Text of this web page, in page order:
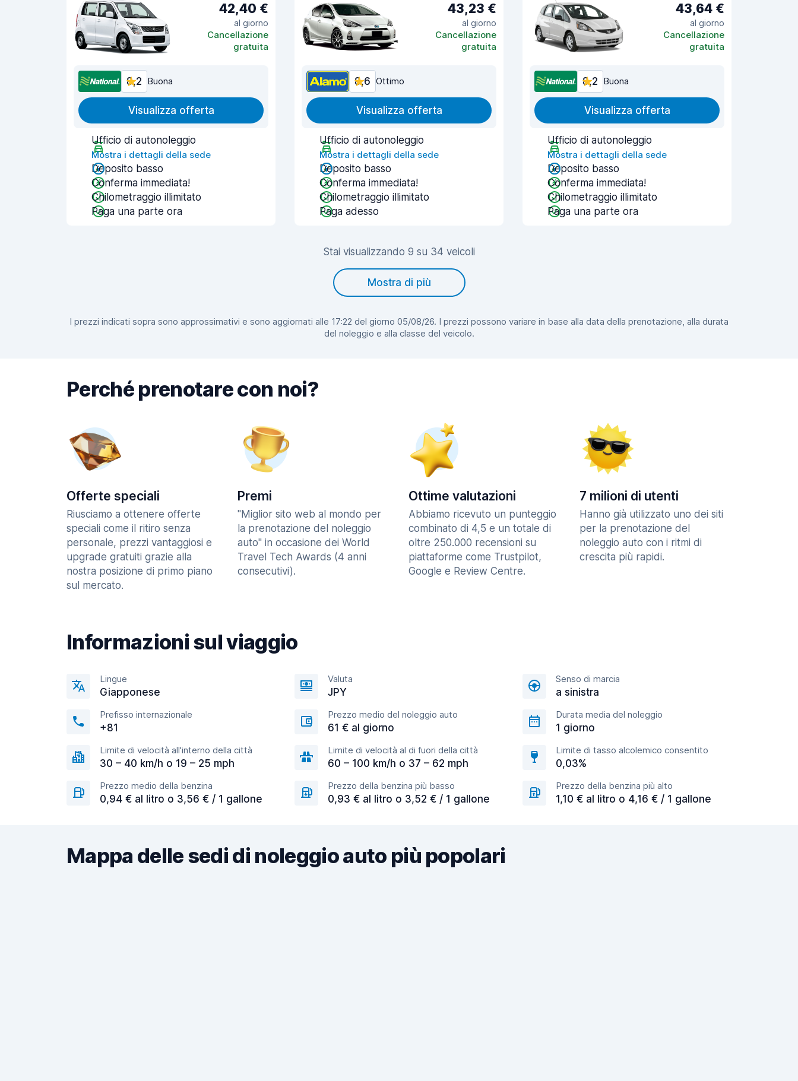
42,40 €
al giorno
Cancellazione
gratuita
8,2 Buona
Visualizza offerta
Ufficio di autonoleggio
Mostra i dettagli della sede
Deposito basso
Conferma immediata!
Chilometraggio illimitato
Paga una parte ora
43,23 €
al giorno
Cancellazione
gratuita
8,6 Ottimo
Visualizza offerta
Ufficio di autonoleggio
Mostra i dettagli della sede
Deposito basso
Conferma immediata!
Chilometraggio illimitato
Paga adesso
43,64 €
al giorno
Cancellazione
gratuita
8,2 Buona
Visualizza offerta
Ufficio di autonoleggio
Mostra i dettagli della sede
Deposito basso
Conferma immediata!
Chilometraggio illimitato
Paga una parte ora
Stai visualizzando 9 su 34 veicoli
Mostra di più
I prezzi indicati sopra sono approssimativi e sono aggiornati alle 17:22 del giorno 05/08/26. I prezzi possono variare in base alla data della prenotazione, alla durata
del noleggio e alla classe del veicolo.
Perché prenotare con noi?
Offerte speciali
Riusciamo a ottenere offerte
speciali come il ritiro senza
personale, prezzi vantaggiosi e
upgrade gratuiti grazie alla
nostra posizione di primo piano
sul mercato.
Premi
"Miglior sito web al mondo per
la prenotazione del noleggio
auto" in occasione dei World
Travel Tech Awards (4 anni
consecutivi).
Ottime valutazioni
Abbiamo ricevuto un punteggio
combinato di 4,5 e un totale di
oltre 250.000 recensioni su
piattaforme come Trustpilot,
Google e Review Centre.
7 milioni di utenti
Hanno già utilizzato uno dei siti
per la prenotazione del
noleggio auto con i ritmi di
crescita più rapidi.
Informazioni sul viaggio
Lingue
Giapponese
Valuta
JPY
Senso di marcia
a sinistra
Prefisso internazionale
+81
Prezzo medio del noleggio auto
61 € al giorno
Durata media del noleggio
1 giorno
Limite di velocità all'interno della città
30 – 40 km/h o 19 – 25 mph
Limite di velocità al di fuori della città
60 – 100 km/h o 37 – 62 mph
Limite di tasso alcolemico consentito
0,03%
Prezzo medio della benzina
0,94 € al litro o 3,56 € / 1 gallone
Prezzo della benzina più basso
0,93 € al litro o 3,52 € / 1 gallone
Prezzo della benzina più alto
1,10 € al litro o 4,16 € / 1 gallone
Mappa delle sedi di noleggio auto più popolari